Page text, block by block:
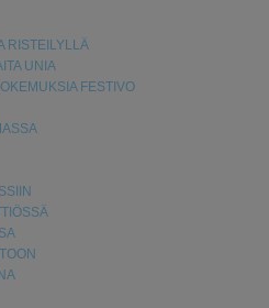
RISTEILYLLÄ
UNIA
FESTIVO